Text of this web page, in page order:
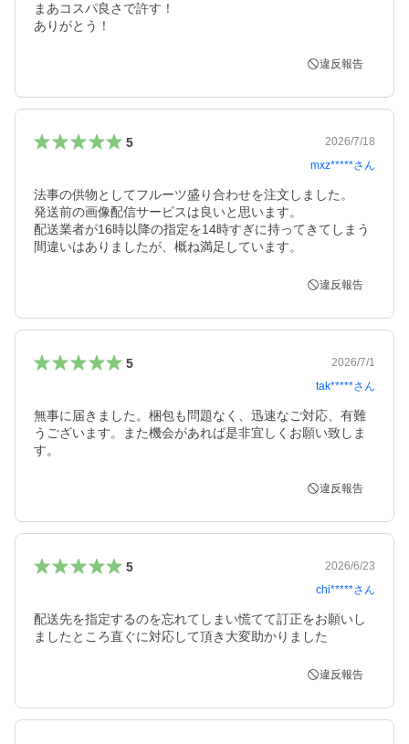
まあコスパ良さで許す！
ありがとう！
違反報告
5
2026/7/18
mxz*****さん
法事の供物としてフルーツ盛り合わせを注文しました。
発送前の画像配信サービスは良いと思います。
配送業者が16時以降の指定を14時すぎに持ってきてしまう
間違いはありましたが、概ね満足しています。
違反報告
5
2026/7/1
tak*****さん
無事に届きました。梱包も問題なく、迅速なご対応、有難
うございます。また機会があれば是非宜しくお願い致しま
す。
違反報告
5
2026/6/23
chi*****さん
配送先を指定するのを忘れてしまい慌てて訂正をお願いし
ましたところ直ぐに対応して頂き大変助かりました
違反報告